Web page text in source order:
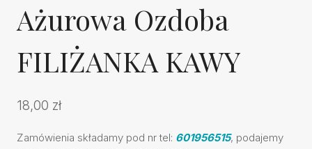
Ażurowa Ozdoba
FILIŻANKA KAWY
18,00 zł
Zamówienia składamy pod nr tel: 601956515, podajemy